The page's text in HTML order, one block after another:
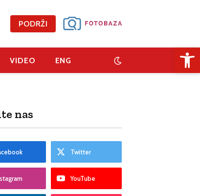
PODRŽI
VIDEO ENG
nas
Twitter
YouTube